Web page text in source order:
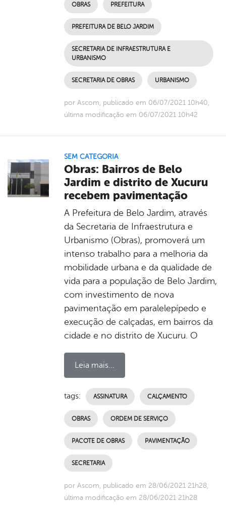
OBRAS PREFEITURA
PREFEITURA DE BELO JARDIM
SECRETARIA DE INFRAESTRUTURA E
URBANISMO
SECRETARIA DE OBRAS URBANISMO
por Ascom, publicado em 06/07/2021 10h40,
última modificação em 06/07/2021 10h42
SEM CATEGORIA
Obras: Bairros de Belo
Jardim e distrito de Xucuru
recebem pavimentação
A Prefeitura de Belo Jardim, através
da Secretaria de Infraestrutura e
Urbanismo (Obras), promoverá um
intenso trabalho para a melhoria da
mobilidade urbana e da qualidade de
vida para a população de Belo Jardim,
com investimento de nova
pavimentação em paralelepípedo e
execução de calçadas, em bairros da
cidade e no distrito de Xucuru. O
Leia mais...
tags: ASSINATURA CALÇAMENTO
OBRAS ORDEM DE SERVIÇO
PACOTE DE OBRAS PAVIMENTAÇÃO
SECRETARIA
por Ascom, publicado em 28/06/2021 21h28,
última modificação em 28/06/2021 21h28